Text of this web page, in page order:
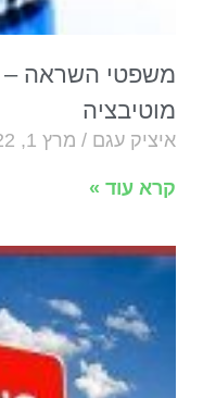
משפטי השראה –
מוטיבציה
איציק עגם מרץ 1, 2022
קרא עוד »